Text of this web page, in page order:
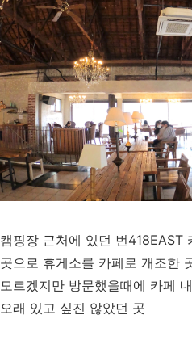
캠핑장 근처에 있던 번418EAST
곳으로 휴게소를 카페로 개조한
모르겠지만 방문했을때에 카페
오래 있고 싶진 않았던 곳